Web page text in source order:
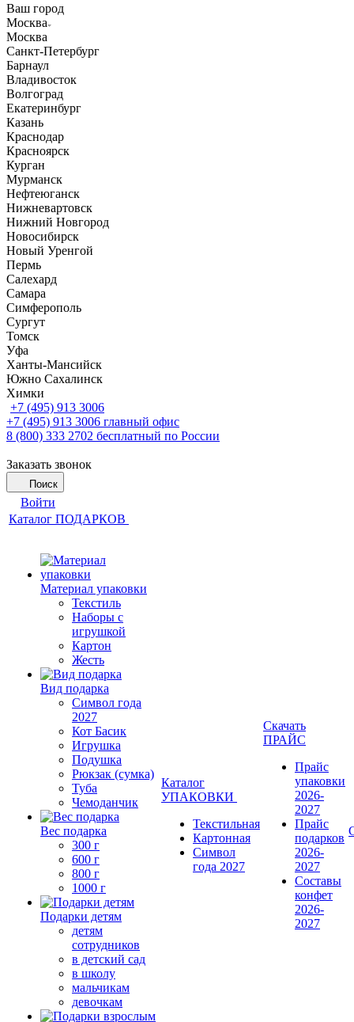
Ваш город
Москва
Москва
Санкт-Петербург
Барнаул
Владивосток
Волгоград
Екатеринбург
Казань
Краснодар
Красноярск
Курган
Мурманск
Нефтеюганск
Нижневартовск
Нижний Новгород
Новосибирск
Новый Уренгой
Пермь
Салехард
Самара
Симферополь
Сургут
Томск
Уфа
Ханты-Мансийск
Южно Сахалинск
Химки
+7 (495) 913 3006
+7 (495) 913 3006 главный офис
8 (800) 333 2702 бесплатный по России
Заказать звонок
Поиск
Войти
Каталог ПОДАРКОВ
Материал упаковки
Текстиль
Наборы с
игрушкой
Картон
Жесть
Вид подарка
Символ года
2027
Кот Басик
Игрушка
Подушка
Рюкзак (сумка)
Туба
Чемоданчик
Вес подарка
300 г
600 г
800 г
1000 г
Подарки детям
детям
сотрудников
в детский сад
в школу
мальчикам
девочкам
Каталог
УПАКОВКИ
Текстильная
Картонная
Символ
года 2027
Скачать
ПРАЙС
Прайс
упаковки
2026-
2027
Прайс
подарков
2026-
2027
Составы
конфет
2026-
2027